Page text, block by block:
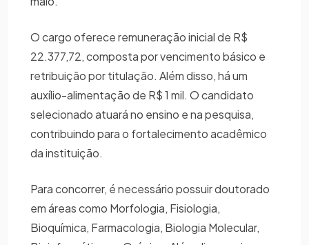
O cargo oferece remuneração inicial de R$
22.377,72, composta por vencimento básico e
retribuição por titulação. Além disso, há um
auxílio-alimentação de R$ 1 mil. O candidato
selecionado atuará no ensino e na pesquisa,
contribuindo para o fortalecimento acadêmico
da instituição.
Para concorrer, é necessário possuir doutorado
em áreas como Morfologia, Fisiologia,
Bioquímica, Farmacologia, Biologia Molecular,